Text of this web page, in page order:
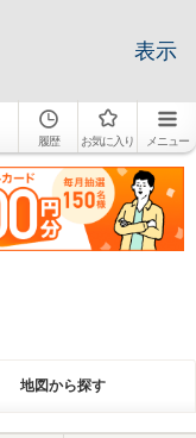
表示
履歴 お気に入り メニュー
地図から探す